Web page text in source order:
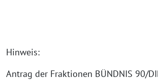
Hinweis:
Antrag der Fraktionen BÜNDNIS 90/